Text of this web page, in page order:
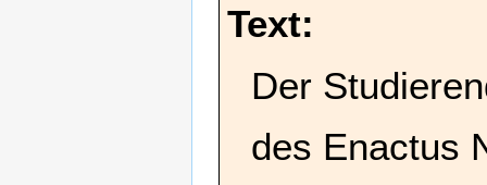
Text:
Der
des Enactus